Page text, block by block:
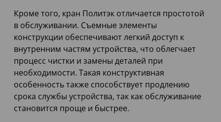
Кроме того, кран Политэк отличается простотой
в обслуживании. Съемные элементы
конструкции обеспечивают легкий доступ к
внутренним частям устройства, что облегчает
процесс чистки и замены деталей при
необходимости. Такая конструктивная
особенность также способствует продлению
срока службы устройства, так как обслуживание
становится проще и быстрее.